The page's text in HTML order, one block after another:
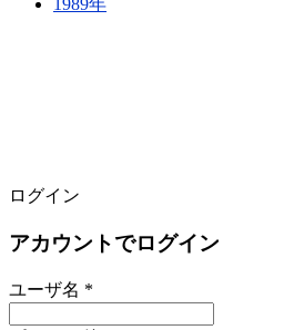
1989年
ログイン
アカウントでログイン
ユーザ名 *